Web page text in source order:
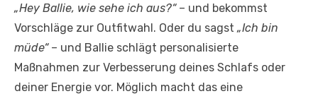
„Hey Ballie, wie sehe ich aus?“– und bekommst
Vorschläge zur Outfitwahl. Oder du sagst „Ich bin
müde“– und Ballie schlägt personalisierte
Maßnahmen zur Verbesserung deines Schlafs oder
deiner Energie vor. Möglich macht das eine